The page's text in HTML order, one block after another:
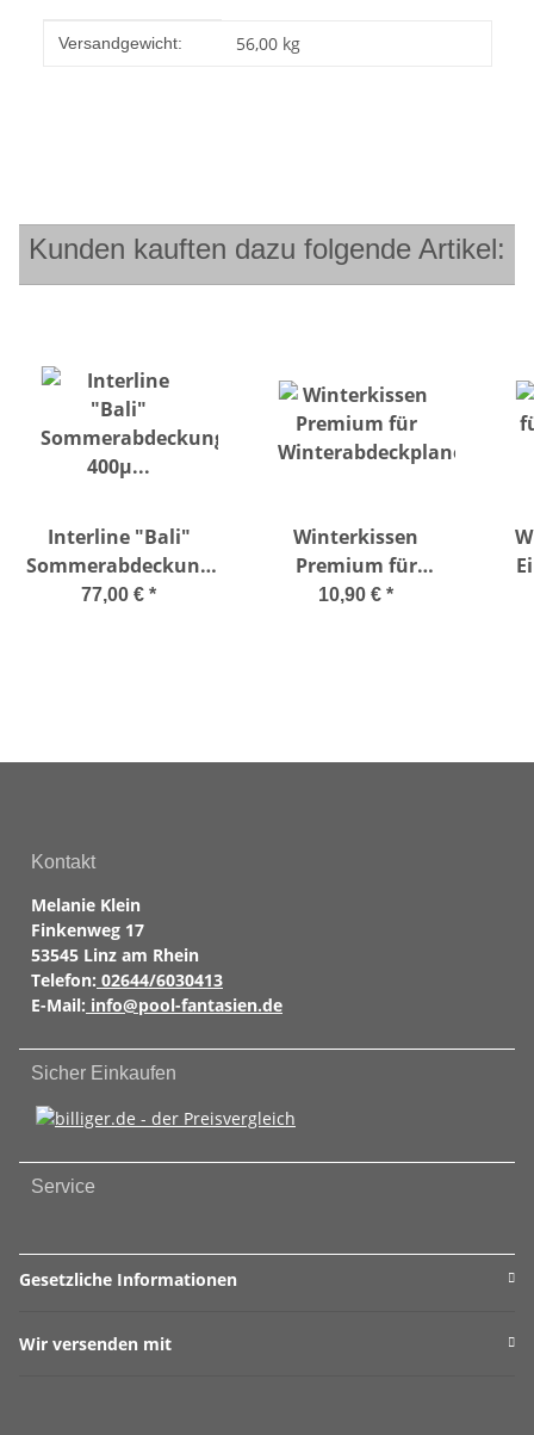
Produkteigenschaft
Wert
Versandgewicht: 56,00 kg
Kunden kauften dazu folgende Artikel:
Interline "Bali"
Sommerabdeckung
400µ Ø 3,55 m
77,00 € *
Winterkissen
Premium für
Winterabdeckplane
10,90 € *
Kontakt
Melanie Klein
Finkenweg 17
53545 Linz am Rhein
Telefon: 02644/6030413
E-Mail: info@pool-fantasien.de
Sicher Einkaufen
Service
Gesetzliche Informationen
Wir versenden mit